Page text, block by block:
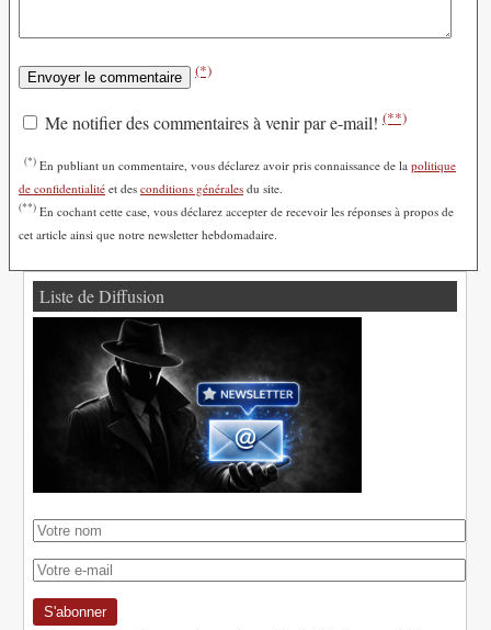
(*)
Me notifier des commentaires à venir par e-mail! (**)
(*) En publiant un commentaire, vous déclarez avoir pris connaissance de la politique
de confidentialité et des conditions générales du site.
(**) En cochant cette case, vous déclarez accepter de recevoir les réponses à propos de
cet article ainsi que notre newsletter hebdomadaire.
Liste de Diffusion
S'abonner